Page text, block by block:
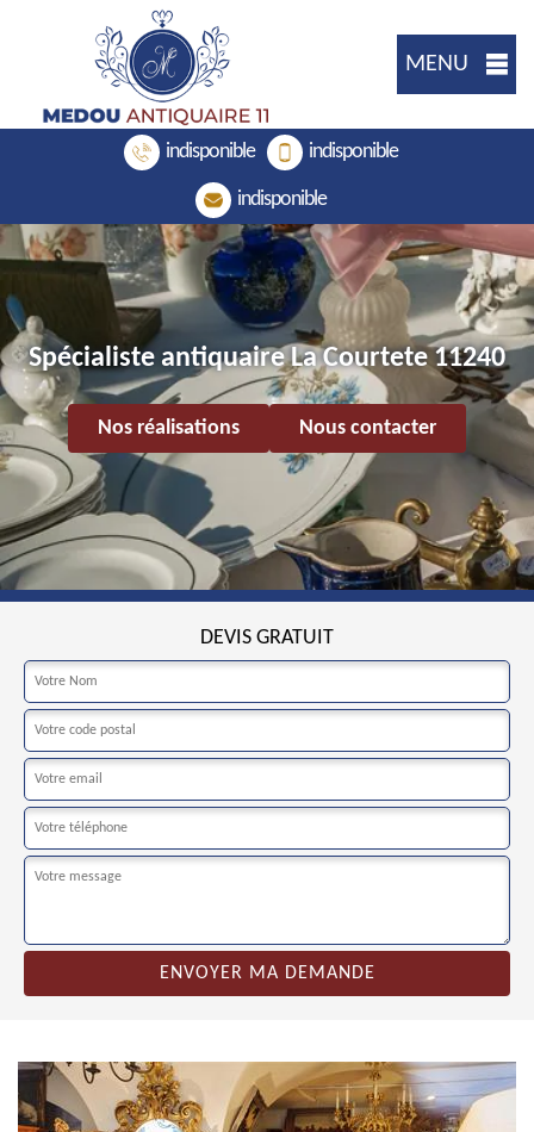
MENU
indisponible indisponible
indisponible
Spécialiste antiquaire La Courtete 11240
Nos réalisations Nous contacter
DEVIS GRATUIT